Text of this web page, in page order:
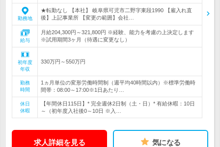
勤務地
★転勤なし 【本社】 岐阜県可児市二野字東段1990 【雇入れ直
後】上記事業所 【変更の範囲】会社…
給与
月給204,300円～321,800円 ※経験、能力を考慮の上決定します
※試用期間3ヶ月（待遇に変更なし）
初年度
年収
330万円～550万円
勤務
時間
1ヵ月単位の変形労働時間制（週平均40時間以内）※標準労働時
間帯：08:00～17:00※1日あたり…
休日
休暇
【年間休日115日】* 完全週休2日制（土・日）* 有給休暇：10日
～（初年度入社後0～10日 ※入…
求人詳細を見る 気になる